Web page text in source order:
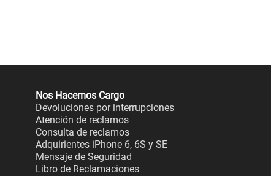
Nos Hacemos Cargo
Devoluciones por interrupciones
Atención de reclamos
Consulta de reclamos
Adquirientes iPhone 6, 6S y SE
Mensaje de Seguridad
Libro de Reclamaciones